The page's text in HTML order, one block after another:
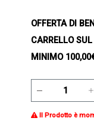
OFFERTA DI
CARRELLO
MINIMO
Il Prodotto è